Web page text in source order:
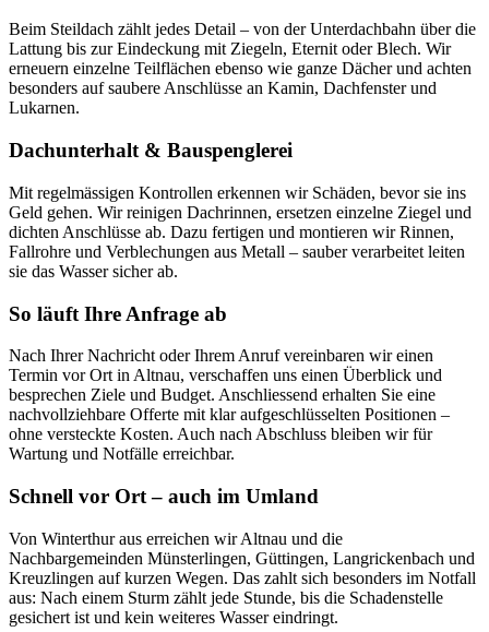
Beim Steildach zählt jedes Detail – von der Unterdachbahn über die
Lattung bis zur Eindeckung mit Ziegeln, Eternit oder Blech. Wir
erneuern einzelne Teilflächen ebenso wie ganze Dächer und achten
besonders auf saubere Anschlüsse an Kamin, Dachfenster und
Lukarnen.
Dachunterhalt & Bauspenglerei
Mit regelmässigen Kontrollen erkennen wir Schäden, bevor sie ins
Geld gehen. Wir reinigen Dachrinnen, ersetzen einzelne Ziegel und
dichten Anschlüsse ab. Dazu fertigen und montieren wir Rinnen,
Fallrohre und Verblechungen aus Metall – sauber verarbeitet leiten
sie das Wasser sicher ab.
So läuft Ihre Anfrage ab
Nach Ihrer Nachricht oder Ihrem Anruf vereinbaren wir einen
Termin vor Ort in Altnau, verschaffen uns einen Überblick und
besprechen Ziele und Budget. Anschliessend erhalten Sie eine
nachvollziehbare Offerte mit klar aufgeschlüsselten Positionen –
ohne versteckte Kosten. Auch nach Abschluss bleiben wir für
Wartung und Notfälle erreichbar.
Schnell vor Ort – auch im Umland
Von Winterthur aus erreichen wir Altnau und die
Nachbargemeinden Münsterlingen, Güttingen, Langrickenbach und
Kreuzlingen auf kurzen Wegen. Das zahlt sich besonders im Notfall
aus: Nach einem Sturm zählt jede Stunde, bis die Schadenstelle
gesichert ist und kein weiteres Wasser eindringt.